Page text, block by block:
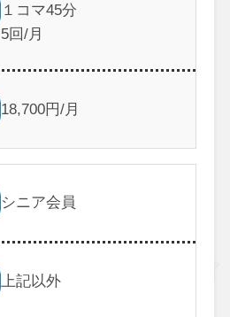
１コマ45分
5回/月
18,700円/月
シニア会員
上記以外